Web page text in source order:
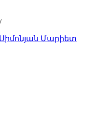
Սիմոնյան Մարիետ